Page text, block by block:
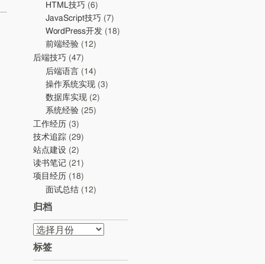
HTML技巧 (6)
JavaScript技巧 (7)
WordPress开发 (18)
前端经验 (12)
后端技巧 (47)
后端语言 (14)
操作系统实现 (3)
数据库实现 (2)
系统经验 (25)
工作经历 (3)
技术追踪 (29)
站点建设 (2)
读书笔记 (21)
项目经历 (18)
面试总结 (12)
归档
归
档
标签